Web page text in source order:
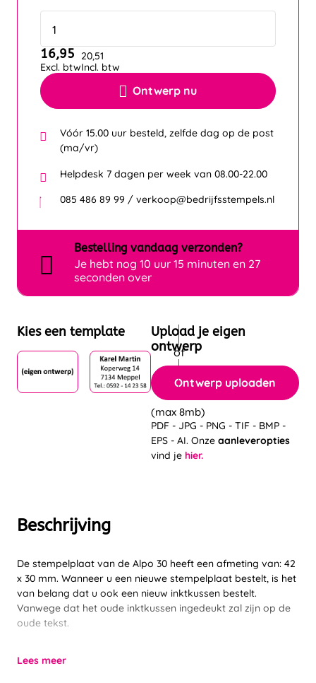
Beschrijving
De stempelplaat van de Alpo 30 heeft een afmeting van: 42
x 30 mm. Wanneer u een nieuwe stempelplaat bestelt, is het
van belang dat u ook een nieuw inktkussen bestelt.
Vanwege dat het oude inktkussen ingedeukt zal zijn op de
oude tekst.
Lees meer
Ontwerp nu
16,95
Excl. btw
20,51
Incl. btw
Vóór 15.00 uur besteld, zelfde dag op de post
(ma/vr)
Helpdesk 7 dagen per week van 08.00-22.00
085 486 89 99 / verkoop@bedrijfsstempels.nl
Bestelling vandaag verzonden?
Je hebt nog 10 uur 15 minuten en 27
seconden over
Kies een template
Upload je eigen
ontwerp
Ontwerp uploaden
(max 8mb)
PDF - JPG - PNG - TIF - BMP -
EPS - AI. Onze aanleveropties
vind je hier.